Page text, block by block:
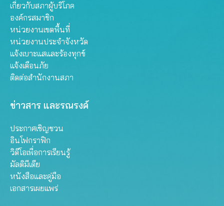
เกี่ยวกับสภาผู้บริโภค
องค์กรสมาชิก
หน่วยงานเขตพื้นที่
หน่วยงานประจำจังหวัด
แจ้งเบาะแสและร้องทุกข์
แจ้งเตือนภัย
ติดต่อสำนักงานสภา
ข่าวสาร และรณรงค์
ประกาศเชิญชวน
อินโฟกราฟิก
วิดีโอเพื่อการเรียนรู้
มัลติมีเดีย
หนังสือและคู่มือ
เอกสารเผยแพร่